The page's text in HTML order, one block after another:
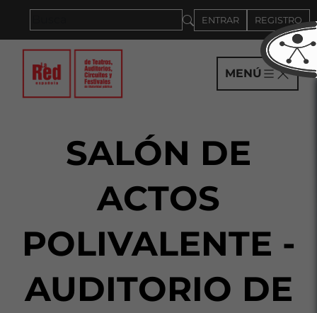
ENTRAR REGISTRO
MENÚ
SALÓN DE
ACTOS
POLIVALENTE -
AUDITORIO DE